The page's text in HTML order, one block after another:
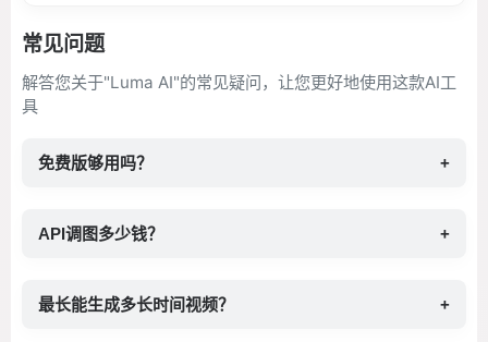
常见问题
解答您关于"Luma AI"的常见疑问，让您更好地使用这款AI工
具
免费版够用吗？ +
API调图多少钱？ +
最长能生成多长时间视频？ +